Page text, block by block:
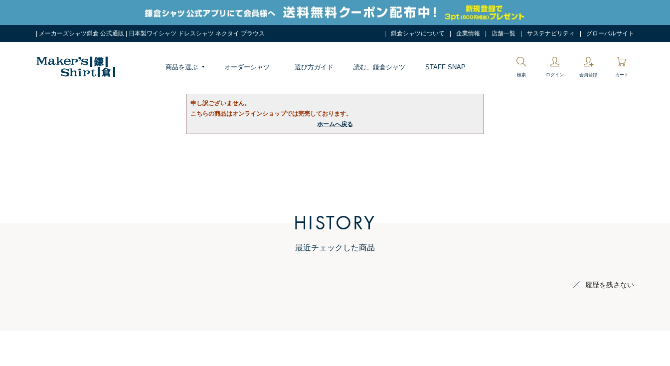
| メーカーズシャツ鎌倉 公式通販 | 日本製ワイシャツ ドレスシャツ ネクタイ ブラウス 鎌倉シャツについて 企業情報 店舗一覧 サステナビリティ グローバルサイト
商品を選ぶ オーダーシャツ 選び方ガイド 読む、鎌倉シャツ STAFF SNAP
検索 ログイン 会員登録 カート
申し訳ございません。
こちらの商品はオンラインショップでは完売しております。
ホームへ戻る
HISTORY
最近チェックした商品
履歴を残さない